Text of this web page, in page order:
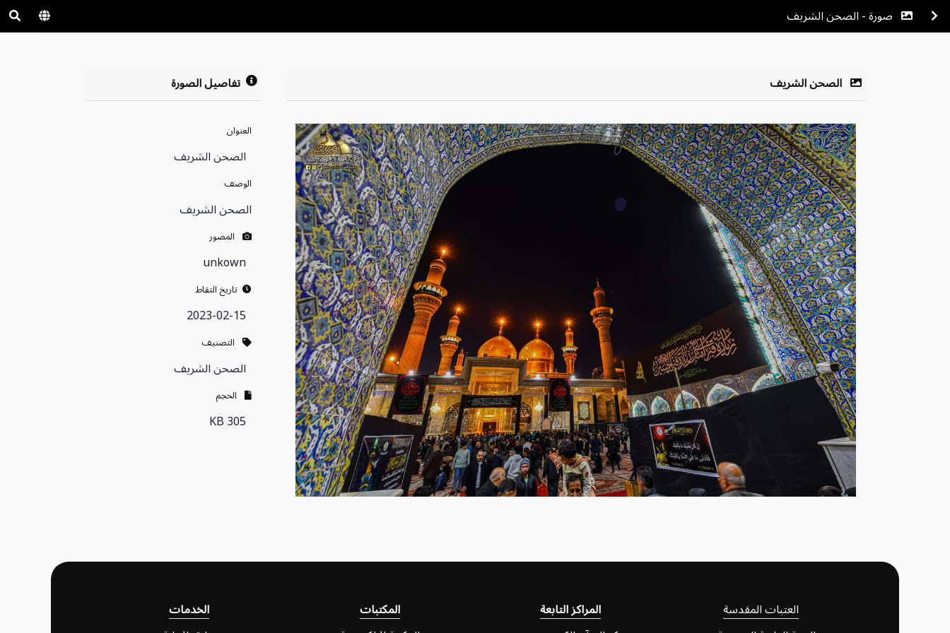
صورة - الصحن الشريف
الصحن الشريف تفاصيل الصورة
العنوان
الصحن الشريف
الوصف
الصحن الشريف
المصور
unkown
تاريخ التقاط
2023-02-15
التصنيف
الصحن الشريف
الحجم
305 KB
العتبات المقدسة
المراكز التابعة
المكتبات
الخدمات